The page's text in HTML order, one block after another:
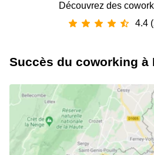
Découvrez des
4.4
Succès du coworking à